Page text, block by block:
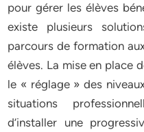
pour gérer les élèves
existe plusieurs
parcours de formation
élèves. La mise en place
le « réglage » des
situations
d’installer une